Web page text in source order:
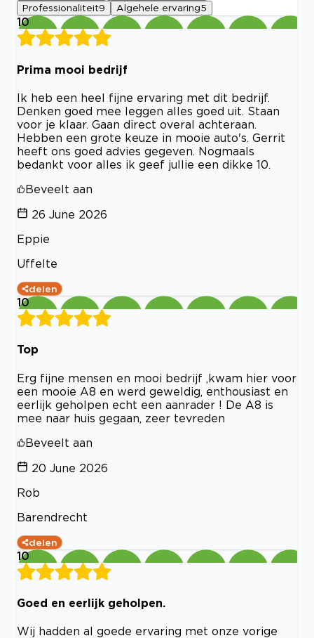
Professionaliteit9 Algehele ervaring5
10
Prima mooi bedrijf
Ik heb een heel fijne ervaring met dit bedrijf.
Denken goed mee leggen alles goed uit. Staan
voor je klaar. Gaan direct overal achteraan.
Hebben een grote keuze in mooie auto's. Gerrit
heeft ons goed advies gegeven. Nogmaals
bedankt voor alles ik geef jullie een dikke 10.
Beveelt aan
26 June 2026
Eppie
Uffelte
delen
10
Top
Erg fijne mensen en mooi bedrijf ,kwam hier voor
een mooie A8 en werd geweldig, enthousiast en
eerlijk geholpen echt een aanrader ! De A8 is
mee naar huis gegaan, zeer tevreden
Beveelt aan
20 June 2026
Rob
Barendrecht
delen
10
Goed en eerlijk geholpen.
Wij hadden al goede ervaring met onze vorige